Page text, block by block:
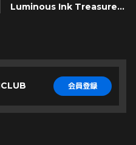
Luminous Ink Treasure
会員登録